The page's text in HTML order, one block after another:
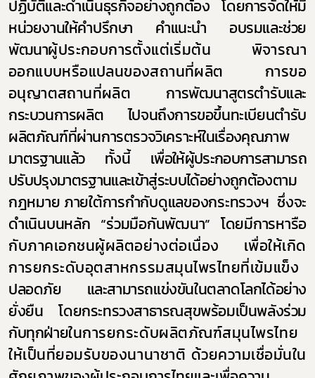
ปฏิบัติและดำเนินธุรกิจอย่างถูกต้อง โดยการจัดให้มี
หน่วยงานให้คำปรึกษา คำแนะนำ อบรมและช่วย
พัฒนาผู้ประกอบการตั้งแต่เริ่มต้น พิจารณา
ออกแบบหรือแปลนของสถานที่ผลิต การขอ
อนุญาตสถานที่ผลิต การพัฒนาสูตรตำรับและ
กระบวนการผลิต ไปจนถึงการขอขึ้นทะเบียนตำรับ
ผลิตภัณฑ์ที่ผ่านการตรวจวิเคราะห์ในเรื่องคุณภาพ
มาตรฐานแล้ว ทั้งนี้ เพื่อให้ผู้ประกอบการสามารถ
ปรับปรุงมาตรฐานและเข้าสู่ระบบได้อย่างถูกต้องตาม
กฎหมาย ภายใต้การกำกับดูแลของกระทรวงฯ ซึ่งจะ
ดำเนินบนหลัก “ร่วมมือกันพัฒนา” โดยมีการหารือ
กับภาคเอกชนผู้ผลิตอย่างต่อเนื่อง เพื่อให้เกิด
การยกระดับอุตสาหกรรมสมุนไพรไทยที่เข้มแข็ง
ปลอดภัย และสามารถแข่งขันในตลาดโลกได้อย่าง
ยั่งยืน โดยกระทรวงสาธารณสุขพร้อมเป็นพลังร่วม
กับทุกฝ่ายในการยกระดับผลิตภัณฑ์สมุนไพรไทย
ให้เป็นที่ยอมรับของนานาชาติ ด้วยความเชื่อมั่นใน